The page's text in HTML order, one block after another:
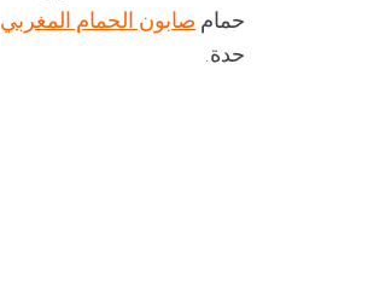
حمام صابون الحمام المغربي
حدة.